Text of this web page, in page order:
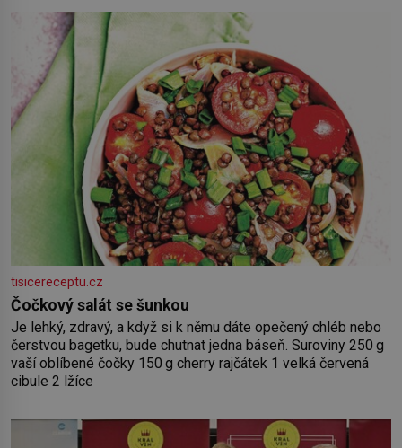
by pokoj miminka měl působit především klidně a útulně.
Předškolní věk je
tisicereceptu.cz
Čočkový salát se šunkou
Je lehký, zdravý, a když si k němu dáte opečený chléb nebo
čerstvou bagetku, bude chutnat jedna báseň. Suroviny 250 g
vaší oblíbené čočky 150 g cherry rajčátek 1 velká červená
cibule 2 lžíce